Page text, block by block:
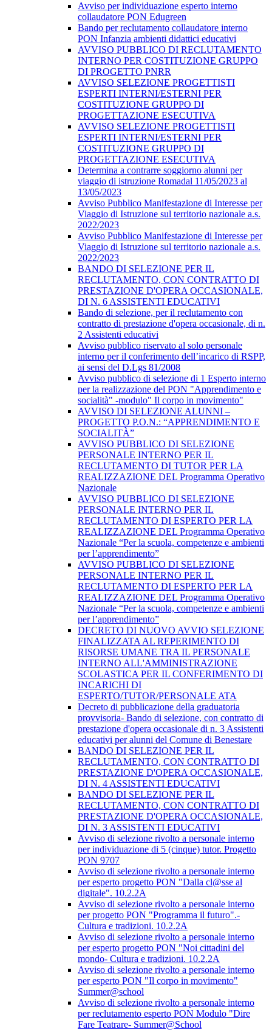
Avviso per individuazione esperto interno
collaudatore PON Edugreen
Bando per reclutamento collaudatore interno
PON Infanzia ambienti didattici educativi
AVVISO PUBBLICO DI RECLUTAMENTO
INTERNO PER COSTITUZIONE GRUPPO
DI PROGETTO PNRR
AVVISO SELEZIONE PROGETTISTI
ESPERTI INTERNI/ESTERNI PER
COSTITUZIONE GRUPPO DI
PROGETTAZIONE ESECUTIVA
AVVISO SELEZIONE PROGETTISTI
ESPERTI INTERNI/ESTERNI PER
COSTITUZIONE GRUPPO DI
PROGETTAZIONE ESECUTIVA
Determina a contrarre soggiorno alunni per
viaggio di istruzione Romadal 11/05/2023 al
13/05/2023
Avviso Pubblico Manifestazione di Interesse per
Viaggio di Istruzione sul territorio nazionale a.s.
2022/2023
Avviso Pubblico Manifestazione di Interesse per
Viaggio di Istruzione sul territorio nazionale a.s.
2022/2023
BANDO DI SELEZIONE PER IL
RECLUTAMENTO, CON CONTRATTO DI
PRESTAZIONE D'OPERA OCCASIONALE,
DI N. 6 ASSISTENTI EDUCATIVI
Bando di selezione, per il reclutamento con
contratto di prestazione d'opera occasionale, di n.
2 Assistenti educativi
Avviso pubblico riservato al solo personale
interno per il conferimento dell’incarico di RSPP,
ai sensi del D.Lgs 81/2008
Avviso pubblico di selezione di 1 Esperto interno
per la realizzazione del PON "Apprendimento e
socialità" -modulo" Il corpo in movimento"
AVVISO DI SELEZIONE ALUNNI –
PROGETTO P.O.N.: “APPRENDIMENTO E
SOCIALITÀ”
AVVISO PUBBLICO DI SELEZIONE
PERSONALE INTERNO PER IL
RECLUTAMENTO DI TUTOR PER LA
REALIZZAZIONE DEL Programma Operativo
Nazionale
AVVISO PUBBLICO DI SELEZIONE
PERSONALE INTERNO PER IL
RECLUTAMENTO DI ESPERTO PER LA
REALIZZAZIONE DEL Programma Operativo
Nazionale “Per la scuola, competenze e ambienti
per l’apprendimento”
AVVISO PUBBLICO DI SELEZIONE
PERSONALE INTERNO PER IL
RECLUTAMENTO DI ESPERTO PER LA
REALIZZAZIONE DEL Programma Operativo
Nazionale “Per la scuola, competenze e ambienti
per l’apprendimento”
DECRETO DI NUOVO AVVIO SELEZIONE
FINALIZZATA AL REPERIMENTO DI
RISORSE UMANE TRA IL PERSONALE
INTERNO ALL'AMMINISTRAZIONE
SCOLASTICA PER IL CONFERIMENTO DI
INCARICHI DI
ESPERTO/TUTOR/PERSONALE ATA
Decreto di pubblicazione della graduatoria
provvisoria- Bando di selezione, con contratto di
prestazione d'opera occasionale di n. 3 Assistenti
educativi per alunni del Comune di Benestare
BANDO DI SELEZIONE PER IL
RECLUTAMENTO, CON CONTRATTO DI
PRESTAZIONE D'OPERA OCCASIONALE,
DI N. 4 ASSISTENTI EDUCATIVI
BANDO DI SELEZIONE PER IL
RECLUTAMENTO, CON CONTRATTO DI
PRESTAZIONE D'OPERA OCCASIONALE,
DI N. 3 ASSISTENTI EDUCATIVI
Avviso di selezione rivolto a personale interno
per individuazione di 5 (cinque) tutor. Progetto
PON 9707
Avviso di selezione rivolto a personale interno
per esperto progetto PON "Dalla cl@sse al
digitale". 10.2.2A
Avviso di selezione rivolto a personale interno
per progetto PON "Programma il futuro".-
Cultura e tradizioni. 10.2.2A
Avviso di selezione rivolto a personale interno
per esperto progetto PON "Noi cittadini del
mondo- Cultura e tradizioni. 10.2.2A
Avviso di selezione rivolto a personale interno
per esperto PON "Il corpo in movimento"
Summer@school
Avviso di selezione rivolto a personale interno
per reclutamento esperto PON Modulo "Dire
Fare Teatrare- Summer@School